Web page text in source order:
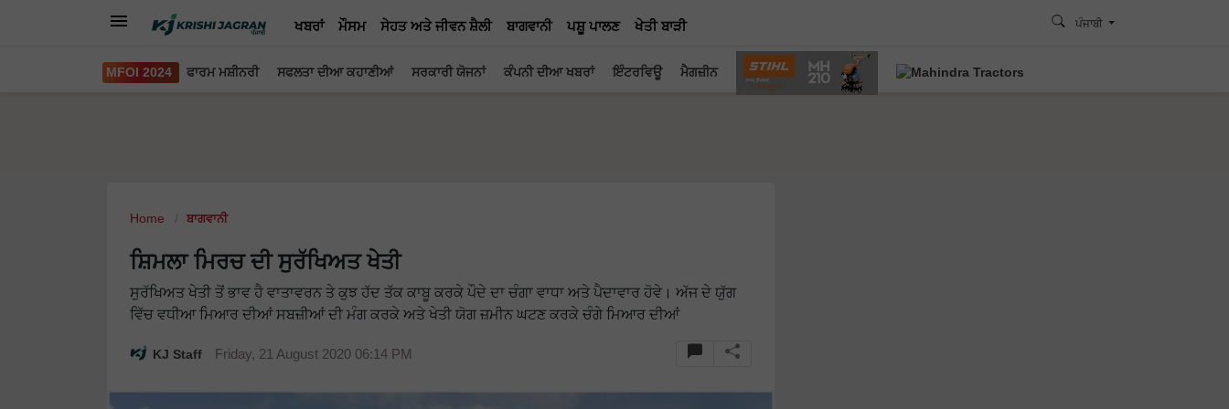
ਖਬਰਾਂ ਮੌਸਮ ਸੇਹਤ ਅਤੇ ਜੀਵਨ ਸ਼ੈਲੀ ਬਾਗਵਾਨੀ ਪਸ਼ੂ ਪਾਲਣ ਖੇਤੀ ਬਾੜੀ ਪੰਜਾਬੀ
MFOI 2024 ਫਾਰਮ ਮਸ਼ੀਨਰੀ ਸਫਲਤਾ ਦੀਆ ਕਹਾਣੀਆਂ ਸਰਕਾਰੀ ਯੋਜਨਾਂ ਕੰਪਨੀ ਦੀਆ ਖਬਰਾਂ ਇੰਟਰਵਿਊ ਮੈਗਜ਼ੀਨ
Home ਬਾਗਵਾਨੀ
ਸ਼ਿਮਲਾ ਮਿਰਚ ਦੀ ਸੁਰੱਖਿਅਤ ਖੇਤੀ
ਸੁਰੱਖਿਅਤ ਖੇਤੀ ਤੋਂ ਭਾਵ ਹੈ ਵਾਤਾਵਰਨ ਤੇ ਕੁਝ ਹੱਦ ਤੱਕ ਕਾਬੂ ਕਰਕੇ ਪੌਦੇ ਦਾ ਚੰਗਾ ਵਾਧਾ ਅਤੇ ਪੈਦਾਵਾਰ ਹੋਵੇ। ਅੱਜ ਦੇ ਯੁੱਗ
ਵਿੱਚ ਵਧੀਆ ਮਿਆਰ ਦੀਆਂ ਸਬਜ਼ੀਆਂ ਦੀ ਮੰਗ ਕਰਕੇ ਅਤੇ ਖੇਤੀ ਯੋਗ ਜ਼ਮੀਨ ਘਟਣ ਕਰਕੇ ਚੰਗੇ ਮਿਆਰ ਦੀਆਂ
KJ Staff Friday, 21 August 2020 06:14 PM